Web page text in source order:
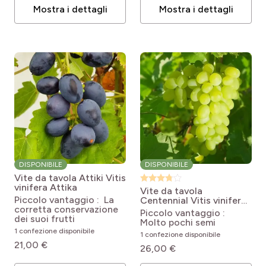
Mostra i dettagli Mostra i dettagli
DISPONIBILE
Vite da tavola Attiki Vitis
vinifera Attika
Piccolo vantaggio : La
corretta conservazione
dei suoi frutti
1 confezione disponibile
21,00 €
DISPONIBILE
Vite da tavola
Centennial Vitis vinifera
Centennial seedless
Piccolo vantaggio :
Molto pochi semi
1 confezione disponibile
26,00 €